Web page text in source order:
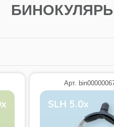
Арт.